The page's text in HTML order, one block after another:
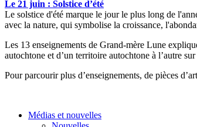
Le 21 juin : Solstice d’été
Le solstice d'été marque le jour le plus long de
avec la nature, qui symbolise la croissance,
Les 13 enseignements de Grand-mère Lune
autochtone et d’un territoire autochtone à l’autre
Pour parcourir plus d’enseignements, de pièces
Médias et nouvelles